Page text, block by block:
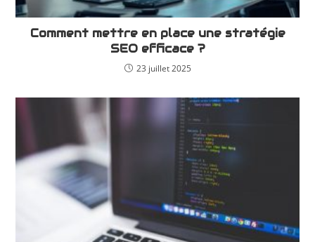
Comment mettre en place une stratégie
SEO efficace ?
23 juillet 2025